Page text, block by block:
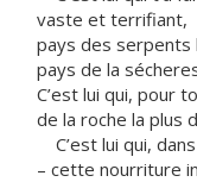
vaste et terrifiant,
pays des serpents
pays de la
C’est lui qui, pour
de la roche la plus
C’est lui qui,
– cette nourriture